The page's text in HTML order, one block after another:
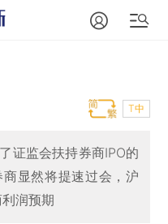
T中
证监会扶持券商IPO的
显然将提速过会，沪
润预期